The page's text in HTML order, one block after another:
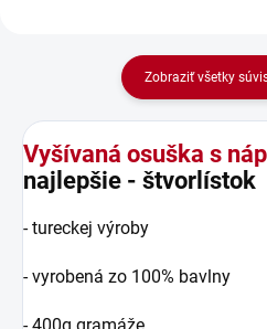
Zobraziť všetky
Vyšívaná osuška s
najlepšie - štvorlístok
- tureckej výroby
- vyrobená zo 100% bavlny
- 400g gramáže